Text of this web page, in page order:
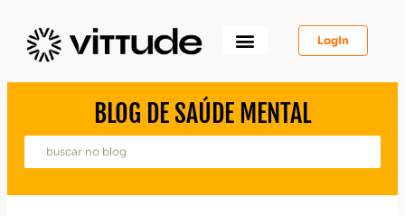
Login
BLOG DE SAÚDE MENTAL